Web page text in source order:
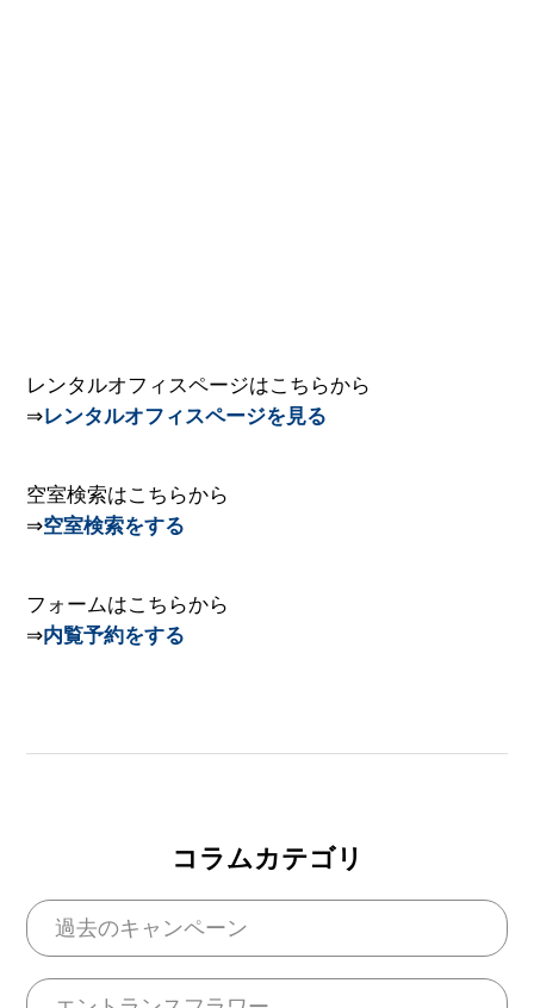
レンタルオフィスページはこちらから
⇒レンタルオフィスページを見る
空室検索はこちらから
⇒空室検索をする
フォームはこちらから
⇒内覧予約をする
コラムカテゴリ
過去のキャンペーン